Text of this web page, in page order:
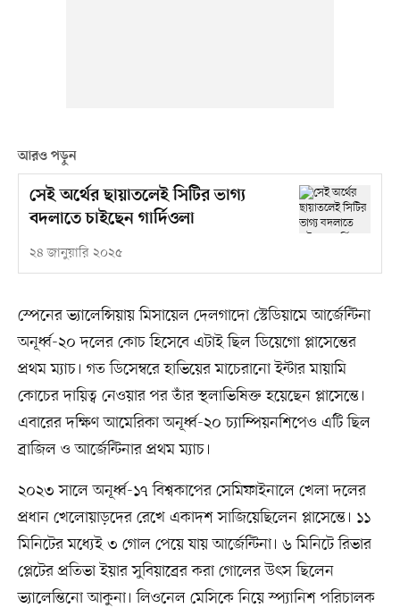
আরও পড়ুন
সেই অর্থের ছায়াতলেই সিটির ভাগ্য
বদলাতে চাইছেন গার্দিওলা
২৪ জানুয়ারি ২০২৫
স্পেনের ভ্যালেন্সিয়ায় মিসায়েল দেলগাদো স্টেডিয়ামে আর্জেন্টিনা
অনূর্ধ্ব-২০ দলের কোচ হিসেবে এটাই ছিল ডিয়েগো প্লাসেন্তের
প্রথম ম্যাচ। গত ডিসেম্বরে হাভিয়ের মাচেরানো ইন্টার মায়ামি
কোচের দায়িত্ব নেওয়ার পর তাঁর স্থলাভিষিক্ত হয়েছেন প্লাসেন্তে।
এবারের দক্ষিণ আমেরিকা অনূর্ধ্ব-২০ চ্যাম্পিয়নশিপেও এটি ছিল
ব্রাজিল ও আর্জেন্টিনার প্রথম ম্যাচ।
২০২৩ সালে অনূর্ধ্ব-১৭ বিশ্বকাপের সেমিফাইনালে খেলা দলের
প্রধান খেলোয়াড়দের রেখে একাদশ সাজিয়েছিলেন প্লাসেন্তে। ১১
মিনিটের মধ্যেই ৩ গোল পেয়ে যায় আর্জেন্টিনা। ৬ মিনিটে রিভার
প্লেটের প্রতিভা ইয়ার সুবিয়াব্রের করা গোলের উৎস ছিলেন
ভ্যালেন্তিনো আকুনা। লিওনেল মেসিকে নিয়ে স্প্যানিশ পরিচালক